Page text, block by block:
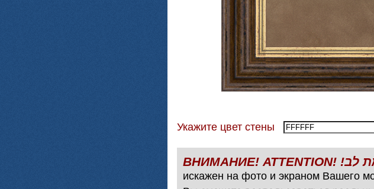
Укажите цвет стены
искажен на фото и экраном Вашего